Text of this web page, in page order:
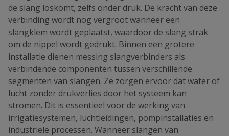
de slang loskomt, zelfs onder druk. De kracht van deze
verbinding wordt nog vergroot wanneer een
slangklem wordt geplaatst, waardoor de slang strak
om de nippel wordt gedrukt. Binnen een grotere
installatie dienen messing slangverbinders als
verbindende componenten tussen verschillende
segmenten van slangen. Ze zorgen ervoor dat water of
lucht zonder drukverlies door het systeem kan
stromen. Dit is essentieel voor de werking van
irrigatiesystemen, luchtleidingen, pompinstallaties en
industriële processen. Wanneer slangen van